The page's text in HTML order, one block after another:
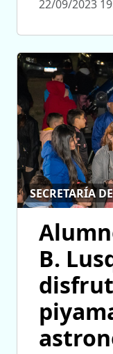
22/09/2023
SECRETARÍA
B.